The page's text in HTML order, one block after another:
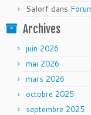
Salorf dans
Archives
juin 2026
mai 2026
mars 2026
octobre 2025
septembre 2025